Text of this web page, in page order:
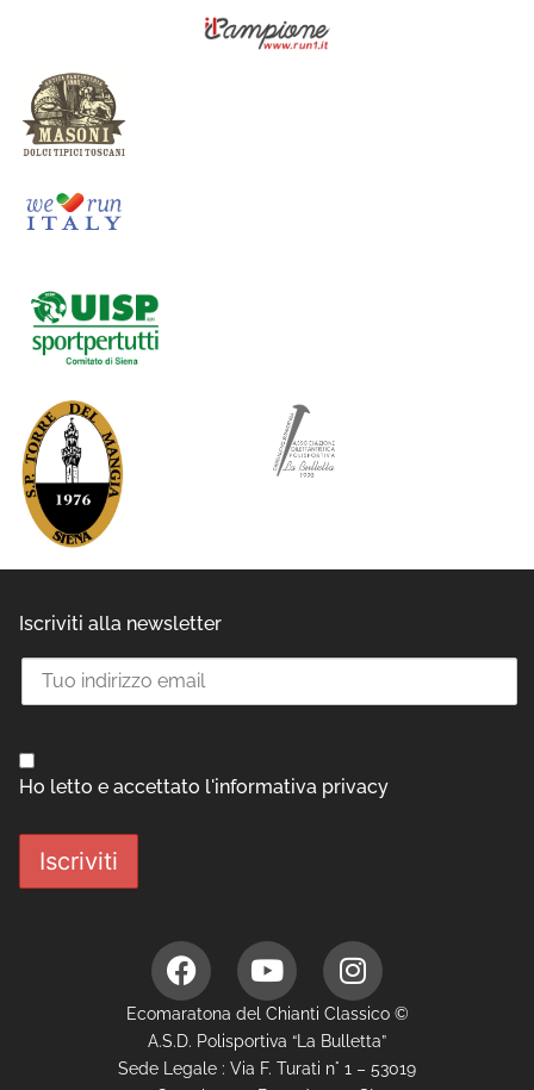
Iscriviti alla newsletter
Ho letto e accettato l'informativa privacy
Ecomaratona del Chianti Classico ©
A.S.D. Polisportiva “La Bulletta”
Sede Legale : Via F. Turati n° 1 – 53019